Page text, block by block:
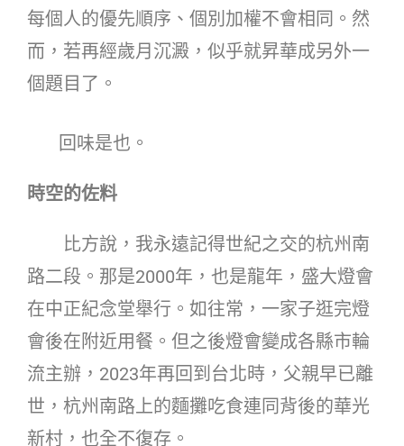
每個人的優先順序、個別加權不會相同。然
而，若再經歲月沉澱，似乎就昇華成另外一
個題目了。
回味是也。
時空的佐料
比方說，我永遠記得世紀之交的杭州南
路二段。那是2000年，也是龍年，盛大燈會
在中正紀念堂舉行。如往常，一家子逛完燈
會後在附近用餐。但之後燈會變成各縣市輪
流主辦，2023年再回到台北時，父親早已離
世，杭州南路上的麵攤吃食連同背後的華光
新村，也全不復存。